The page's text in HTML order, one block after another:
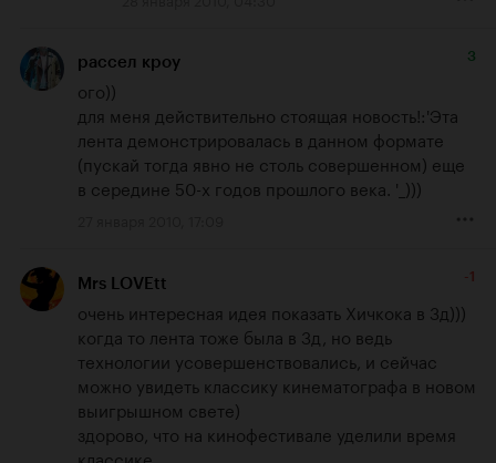
рассел кроу 3
ого))
для меня действительно стоящая новость!:'Эта
лента демонстрировалась в данном формате
(пускай тогда явно не столь совершенном) еще
в середине 50-х годов прошлого века. '_)))
Mrs LOVEtt -1
очень интересная идея показать Хичкока в 3д)))
когда то лента тоже была в 3д, но ведь
технологии усовершенствовались, и сейчас
можно увидеть классику кинематографа в новом
выигрышном свете)
здорово, что на кинофестивале уделили время
классике.